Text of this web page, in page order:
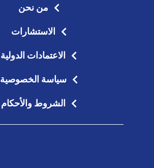
من نحن
الاستشارات
الاعتمادات الدولية
سياسة الخصوصية
الشروط والأحكام